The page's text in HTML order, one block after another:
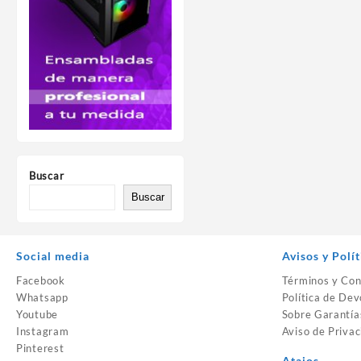
Buscar
Buscar
Social media
Facebook
Whatsapp
Youtube
Instagram
Pinterest
Avisos y
Términos y
Política de
Sobre
Aviso de